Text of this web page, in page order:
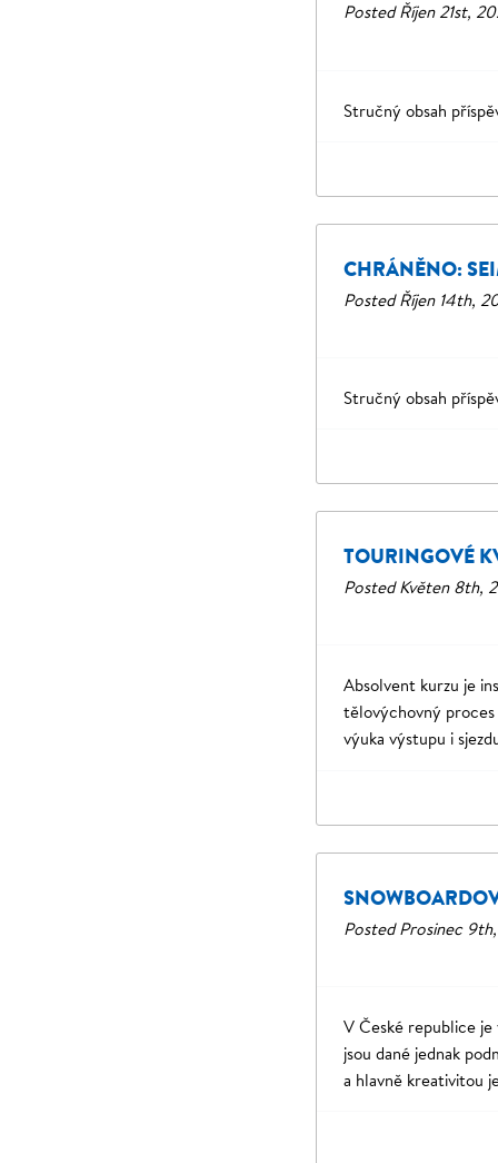
PostedŘíjen 21st,
Stručný obsah
CHRÁNĚNO:
PostedŘíjen 14th,
Stručný obsah
TOURINGOVÉ
PostedKvěten 8th,
Absolvent kurzu je
tělovýchovný proces
výuka výstupu i
PostedProsinec
V České republice
jsou dané jednak
a hlavně kreativitou